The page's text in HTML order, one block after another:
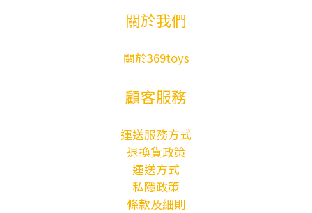
關於我們
關於369toys
顧客服務
運送服務方式
退換貨政策
運送方式
私隱政策
條款及細則